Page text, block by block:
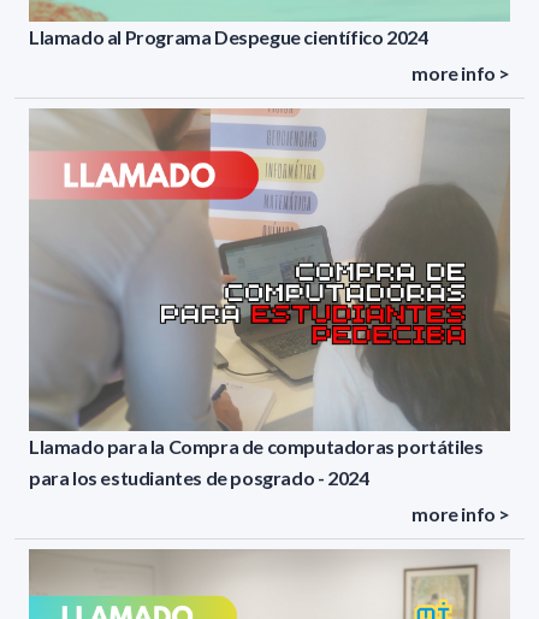
Llamado al Programa Despegue científico 2024
more info >
Llamado para la Compra de computadoras portátiles
para los estudiantes de posgrado - 2024
more info >